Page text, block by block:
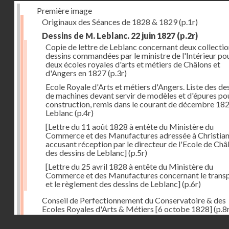
Première image
Originaux des Séances de 1828 & 1829(p.1r)
Dessins de M. Leblanc. 22 juin 1827 (p.2r)
Copie de lettre de Leblanc concernant deux
dessins commandées par le ministre de l'Intérieur
deux écoles royales d'arts et métiers de Châlons et
d'Angers en 1827(p.3r)
Ecole Royale d'Arts et métiers d'Angers. Liste des
de machines devant servir de modèles et d'épures
construction, remis dans le courant de décembre
Leblanc (p.4r)
[Lettre du 11 août 1828 à entête du Ministère du
Commerce et des Manufactures adressée à Christian
accusant réception par le directeur de l'Ecole de
des dessins de Leblanc](p.5r)
[Lettre du 25 avril 1828 à entête du Ministère du
Commerce et des Manufactures concernant le
et le règlement des dessins de Leblanc](p.6r)
Conseil de Perfectionnement du Conservatoire & des
Ecoles Royales d'Arts & Métiers [6 octobe 1828]